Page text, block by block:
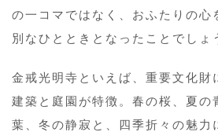
の一コマではなく、おふたりの心
別なひとときとなったことでしょ
金戒光明寺といえば、重要文化財
建築と庭園が特徴。春の桜、夏の
葉、冬の静寂と、四季折々の魅力